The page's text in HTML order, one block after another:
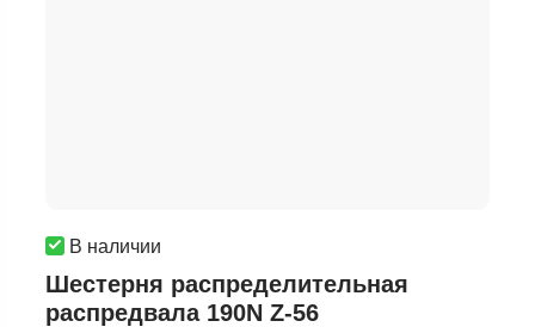
В наличии
Шестерня распределительная
распредвала 190N Z-56